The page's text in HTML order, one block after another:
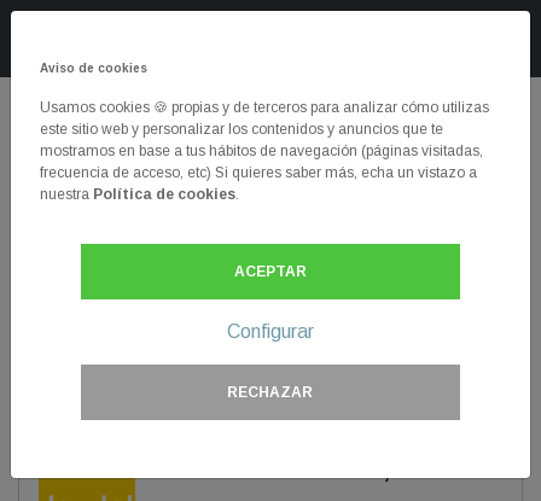
Ayudainmediataes una web que te facilitará una labor
engorrosa: encontrar los teléfonos gratuitos de
empresas de telecomunicación y de seguros de salud,
además de otras muchas. Aquí dispondrás de los
números de teléfono de atención al cliente,
portabilidades, contratación, ya clientes, etc., de
compañías como Lowi, Jazztel o MásMóvil, entre
Aviso de cookies
Usamos cookies 🍪 propias y de terceros para analizar cómo utilizas
este sitio web y personalizar los contenidos y anuncios que te
mostramos en base a tus hábitos de navegación (páginas visitadas,
frecuencia de acceso, etc) Si quieres saber más, echa un vistazo a
nuestra Política de cookies.
Configurar
RECHAZAR
ACEPTAR